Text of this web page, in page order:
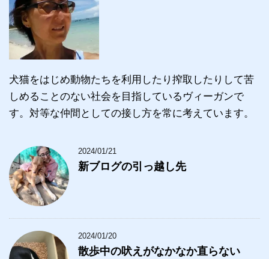
犬猫をはじめ動物たちを利用したり搾取したりして苦
しめることのない社会を目指しているヴィーガンで
す。対等な仲間としての接し方を常に考えています。
2024/01/21
新ブログの引っ越し先
2024/01/20
散歩中の吠えがなかなか直らない